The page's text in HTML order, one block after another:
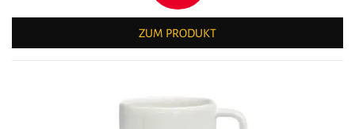
ZUM PRODUKT